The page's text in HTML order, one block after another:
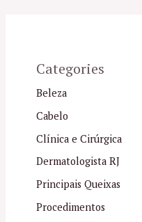
Categories
Beleza
Cabelo
Clínica e Cirúrgica
Dermatologista RJ
Principais Queixas
Procedimentos